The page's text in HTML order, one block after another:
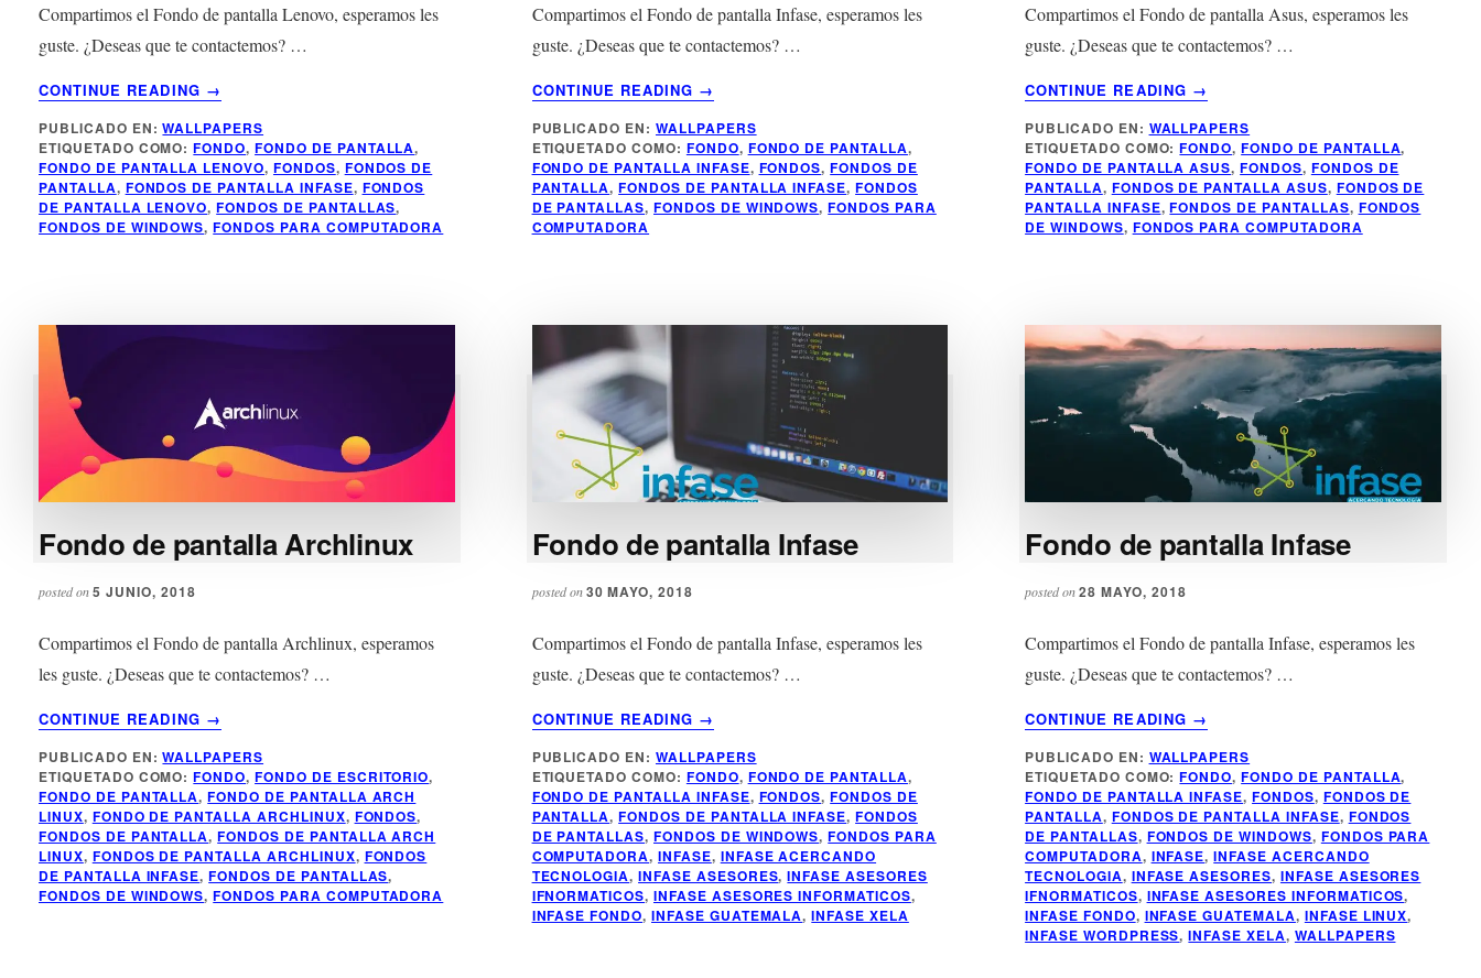
Compartimos el Fondo de pantalla Lenovo, esperamos les
guste. ¿Deseas que te contactemos? …
CONTINUE READING
ACERCA
DE
FONDO
DE
PANTALLA
LENOVO
→
PUBLICADO EN:WALLPAPERS
ETIQUETADO COMO:FONDO,FONDO DE PANTALLA,
FONDO DE PANTALLA LENOVO, FONDOS, FONDOS DE
PANTALLA, FONDOS DE PANTALLA INFASE, FONDOS
DE PANTALLA LENOVO,FONDOS DE PANTALLAS,
FONDOS DE WINDOWS,FONDOS PARA COMPUTADORA
Compartimos el Fondo de pantalla Infase, esperamos les
guste. ¿Deseas que te contactemos? …
CONTINUE READING
ACERCA
DE
FONDO
DE
PANTALLA
INFASE
→
PUBLICADO EN: WALLPAPERS
ETIQUETADO COMO: FONDO, FONDO DE PANTALLA,
FONDO DE PANTALLA INFASE, FONDOS,FONDOS DE
PANTALLA,FONDOS DE PANTALLA INFASE,FONDOS
DE PANTALLAS, FONDOS DE WINDOWS,FONDOS PARA
COMPUTADORA
Compartimos el Fondo de pantalla Asus, esperamos les
guste. ¿Deseas que te contactemos? …
CONTINUE READING
ACERCA
DE
FONDO
DE
PANTALLA
ASUS
→
PUBLICADO EN: WALLPAPERS
ETIQUETADO COMO:FONDO,FONDO DE PANTALLA,
FONDO DE PANTALLA ASUS,FONDOS, FONDOS DE
PANTALLA, FONDOS DE PANTALLA ASUS, FONDOS DE
PANTALLA INFASE,FONDOS DE PANTALLAS, FONDOS
DE WINDOWS, FONDOS PARA COMPUTADORA
Fondo de pantalla Archlinux
posted on5 JUNIO, 2018
Compartimos el Fondo de pantalla Archlinux, esperamos
les guste. ¿Deseas que te contactemos? …
CONTINUE READING
ACERCA
DE
FONDO
DE
PANTALLA
ARCHLINUX
→
PUBLICADO EN:WALLPAPERS
ETIQUETADO COMO:FONDO,FONDO DE ESCRITORIO,
FONDO DE PANTALLA,FONDO DE PANTALLA ARCH
LINUX, FONDO DE PANTALLA ARCHLINUX, FONDOS,
FONDOS DE PANTALLA,FONDOS DE PANTALLA ARCH
LINUX, FONDOS DE PANTALLA ARCHLINUX, FONDOS
DE PANTALLA INFASE,FONDOS DE PANTALLAS,
FONDOS DE WINDOWS,FONDOS PARA COMPUTADORA
Fondo de pantalla Infase
posted on30 MAYO, 2018
Compartimos el Fondo de pantalla Infase, esperamos les
guste. ¿Deseas que te contactemos? …
CONTINUE READING
ACERCA
DE
FONDO
DE
PANTALLA
INFASE
→
PUBLICADO EN: WALLPAPERS
ETIQUETADO COMO: FONDO, FONDO DE PANTALLA,
FONDO DE PANTALLA INFASE, FONDOS,FONDOS DE
PANTALLA,FONDOS DE PANTALLA INFASE,FONDOS
DE PANTALLAS, FONDOS DE WINDOWS,FONDOS PARA
COMPUTADORA,INFASE, INFASE ACERCANDO
TECNOLOGIA,INFASE ASESORES,INFASE ASESORES
IFNORMATICOS, INFASE ASESORES INFORMATICOS,
INFASE FONDO, INFASE GUATEMALA,INFASE XELA
Fondo de pantalla Infase
posted on28 MAYO, 2018
Compartimos el Fondo de pantalla Infase, esperamos les
guste. ¿Deseas que te contactemos? …
CONTINUE READING
ACERCA
DE
FONDO
DE
PANTALLA
INFASE
→
PUBLICADO EN: WALLPAPERS
ETIQUETADO COMO:FONDO,FONDO DE PANTALLA,
FONDO DE PANTALLA INFASE,FONDOS, FONDOS DE
PANTALLA, FONDOS DE PANTALLA INFASE, FONDOS
DE PANTALLAS, FONDOS DE WINDOWS, FONDOS PARA
COMPUTADORA, INFASE,INFASE ACERCANDO
TECNOLOGIA, INFASE ASESORES, INFASE ASESORES
IFNORMATICOS, INFASE ASESORES INFORMATICOS,
INFASE FONDO, INFASE GUATEMALA, INFASE LINUX,
INFASE WORDPRESS,INFASE XELA, WALLPAPERS